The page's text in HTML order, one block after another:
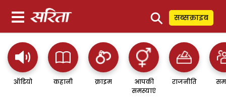
⚲ सब्सक्राइब
ऑडियो कहानी क्राइम
आपकी
समस्याएं
राजनीति